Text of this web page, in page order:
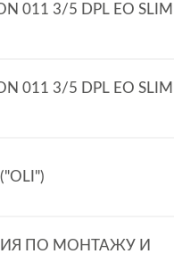
011 3/5 DPL EO SLIM
011 3/5 DPL EO SLIM
ПО МОНТАЖУ И